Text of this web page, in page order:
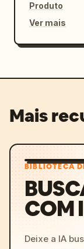
Produto
Ver mais
Mais
BIBLIOTECA
COM
Deixe a IA